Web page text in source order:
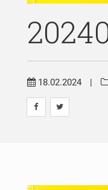
18.02.2024